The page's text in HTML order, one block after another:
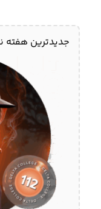
جدیدترین هفته